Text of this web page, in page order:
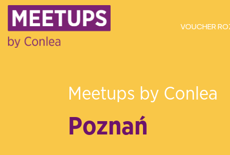
VOUCHER
Meetups by Conlea
Poznań